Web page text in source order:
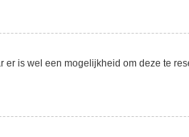
is wel een mogelijkheid om deze te